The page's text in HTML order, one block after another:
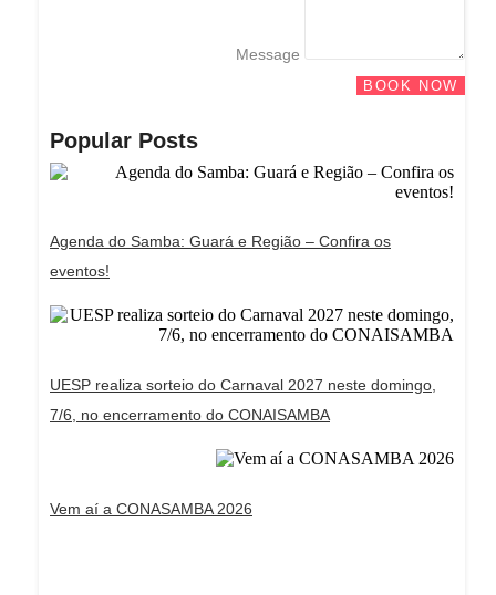
Message
BOOK NOW
Popular Posts
Agenda do Samba: Guará e Região – Confira os
eventos!
UESP realiza sorteio do Carnaval 2027 neste domingo,
7/6, no encerramento do CONAISAMBA
Vem aí a CONASAMBA 2026